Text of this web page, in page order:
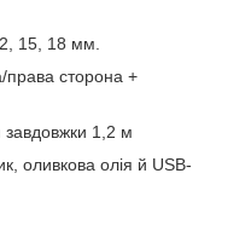
15, 18 мм.
права сторона +
1,2 м
оливкова олія й USB-